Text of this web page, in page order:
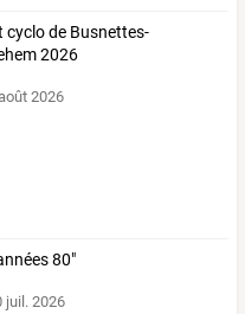
cyclo de Busnettes-
2026
2026
80"
juil. 2026